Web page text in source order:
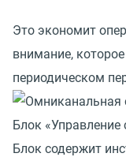
Это экономит
внимание,
периодическом
Блок «Управление
Блок содержит